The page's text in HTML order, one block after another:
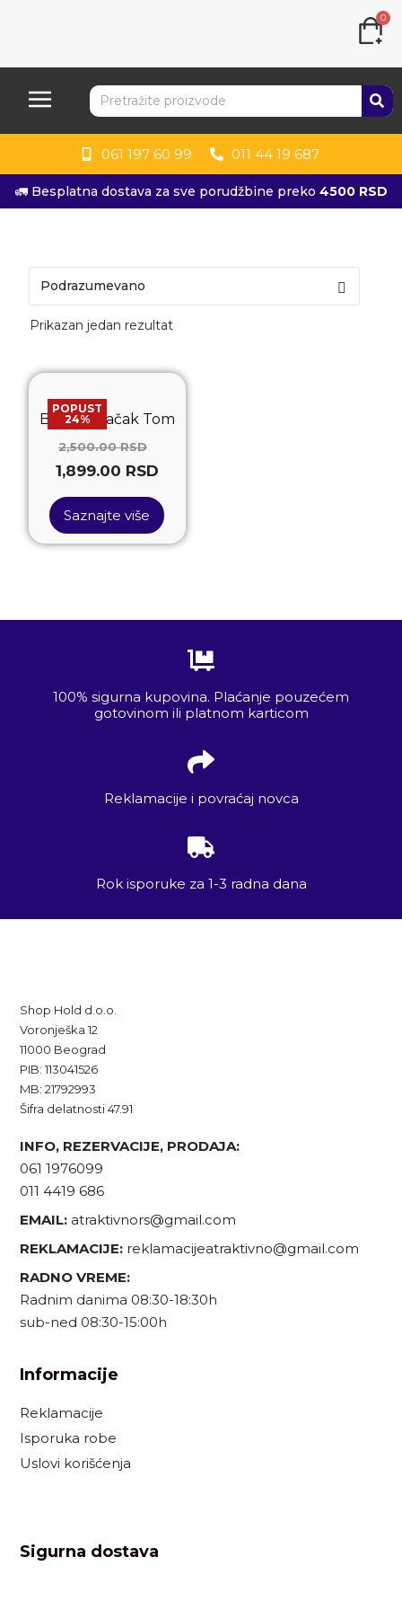
0
061 197 60 99 011 44 19 687
🚛 Besplatna dostava za sve porudžbine preko 4500 RSD
Prikazan jedan rezultat
POPUST
24%
Brbljivi mačak Tom
2,500.00RSD
1,899.00 RSD
Saznajte više
100% sigurna kupovina. Plaćanje pouzećem
gotovinom ili platnom karticom
Reklamacije i povraćaj novca
Rok isporuke za 1-3 radna dana
Shop Hold d.o.o.
Voronješka 12
11000 Beograd
PIB: 113041526
MB: 21792993
Šifra delatnosti 47.91
INFO, REZERVACIJE, PRODAJA:
061 1976099
011 4419 686
EMAIL: atraktivnors@gmail.com
REKLAMACIJE: reklamacijeatraktivno@gmail.com
RADNO VREME:
Radnim danima 08:30-18:30h
sub-ned 08:30-15:00h
Informacije
Reklamacije
Isporuka robe
Uslovi korišćenja
Sigurna dostava